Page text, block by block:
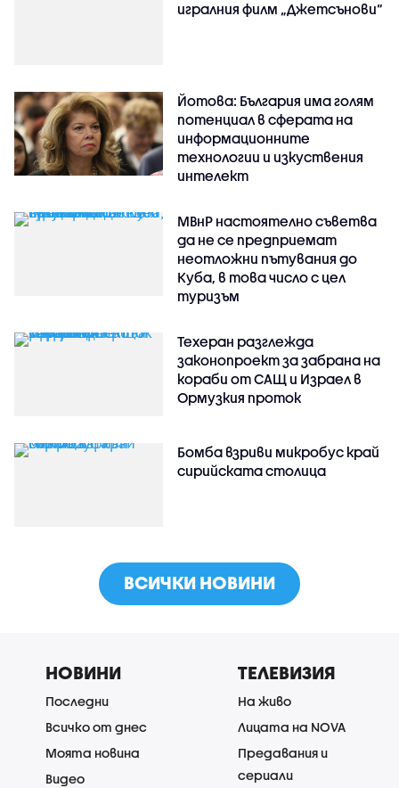
игралния филм „Джетсънови“
Йотова: България има голям
потенциал в сферата на
информационните
технологии и изкуствения
интелект
МВнР настоятелно съветва
да не се предприемат
неотложни пътувания до
Куба, в това число с цел
туризъм
Техеран разглежда
законопроект за забрана на
кораби от САЩ и Израел в
Ормузкия проток
Бомба взриви микробус край
сирийската столица
ВСИЧКИ НОВИНИ
НОВИНИ
Последни
Всичко от днес
Моята новина
Видео
ТЕЛЕВИЗИЯ
На живо
Лицата на NOVA
Предавания и
сериали